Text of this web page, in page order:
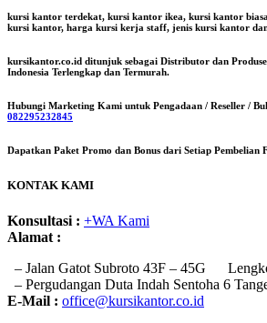
kursi kantor terdekat, kursi kantor ikea, kursi kantor
kursi kantor, harga kursi kerja staff, jenis kursi kantor
kursikantor.co.id ditunjuk sebagai Distributor dan
Indonesia Terlengkap dan Termurah.
Hubungi Marketing Kami untuk Pengadaan / Reseller /
082295232845
Dapatkan Paket Promo dan Bonus dari Setiap Pembelian
KONTAK KAMI
Konsultasi : +WA Kami
Alamat :
– Jalan Gatot Subroto 43F – 45G
– Pergudangan Duta Indah Sentoha 6
E-Mail : office@kursikantor.co.id